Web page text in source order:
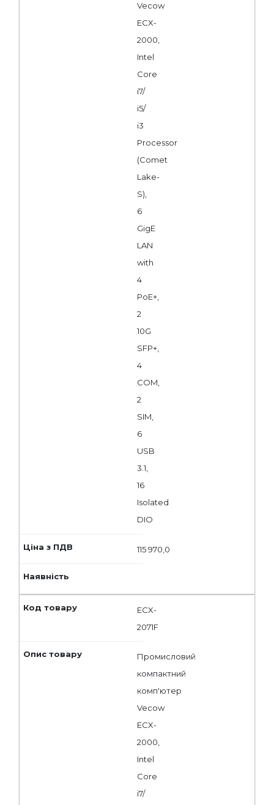
Vecow
ECX-
2000,
Intel
Core
i7/
i5/
i3
Processor
(Comet
Lake-
S),
6
GigE
LAN
with
4
PoE+,
2
10G
SFP+,
4
COM,
2
SIM,
6
USB
3.1,
16
Isolated
DIO
115 970,0
ECX-
2071F
Промисловий
компактний
комп'ютер
Vecow
ECX-
2000,
Intel
Core
i7/